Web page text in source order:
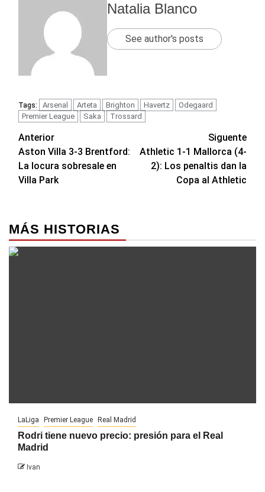
Natalia Blanco
See author's posts
Tags: Arsenal Arteta Brighton Havertz
Odegaard
Premier League
Saka Trossard
Navegación
de
entradas
Anterior
Aston Villa 3-3 Brentford:
La locura sobresale en
Villa Park
Siguente
Athletic 1-1 Mallorca (4-
2): Los penaltis dan la
Copa al Athletic
MÁS HISTORIAS
LaLiga Premier League Real Madrid
Rodri tiene nuevo precio: presión para el Real
Madrid
Ivan